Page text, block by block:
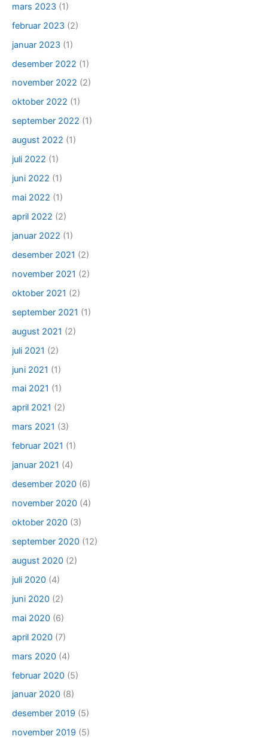
mars 2023 (1)
februar 2023 (2)
januar 2023 (1)
desember 2022 (1)
november 2022 (2)
oktober 2022 (1)
september 2022 (1)
august 2022 (1)
juli 2022 (1)
juni 2022 (1)
mai 2022 (1)
april 2022 (2)
januar 2022 (1)
desember 2021 (2)
november 2021 (2)
oktober 2021 (2)
september 2021 (1)
august 2021 (2)
juli 2021 (2)
juni 2021 (1)
mai 2021 (1)
april 2021 (2)
mars 2021 (3)
februar 2021 (1)
januar 2021 (4)
desember 2020 (6)
november 2020 (4)
oktober 2020 (3)
september 2020 (12)
august 2020 (2)
juli 2020 (4)
juni 2020 (2)
mai 2020 (6)
april 2020 (7)
mars 2020 (4)
februar 2020 (5)
januar 2020 (8)
desember 2019 (5)
november 2019 (5)